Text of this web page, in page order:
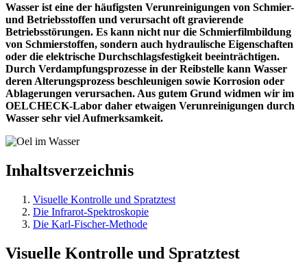
Wasser ist eine der häufigsten Verunreinigungen von Schmier-
und Betriebsstoffen und verursacht oft gravierende
Betriebsstörungen. Es kann nicht nur die Schmierfilmbildung
von Schmierstoffen, sondern auch hydraulische Eigenschaften
oder die elektrische Durchschlagsfestigkeit beeinträchtigen.
Durch Verdampfungsprozesse in der Reibstelle kann Wasser
deren Alterungsprozess beschleunigen sowie Korrosion oder
Ablagerungen verursachen. Aus gutem Grund widmen wir im
OELCHECK-Labor daher etwaigen Verunreinigungen durch
Wasser sehr viel Aufmerksamkeit.
Inhaltsverzeichnis
Visuelle Kontrolle und Spratztest
Die Infrarot-Spektroskopie
Die Karl-Fischer-Methode
Visuelle Kontrolle und Spratztest